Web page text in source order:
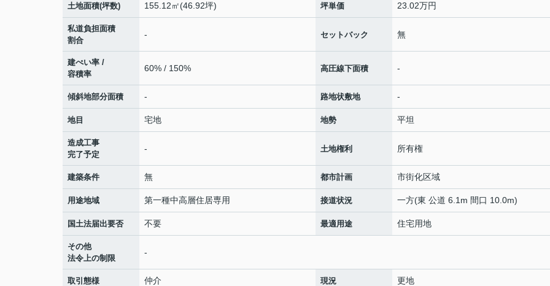
土地面積(坪数) 155.12㎡(46.92坪) 坪単価 23.02万円
私道負担面積
割合
- セットバック 無
建ぺい率 /
容積率
60% / 150% 高圧線下面積 -
傾斜地部分面積 - 路地状敷地 -
地目 宅地 地勢 平坦
造成工事
完了予定
- 土地権利 所有権
建築条件 無 都市計画 市街化区域
用途地域 第一種中高層住居専用 接道状況 一方(東 公道 6.1m 間口 10.0m)
国土法届出要否 不要 最適用途 住宅用地
その他
法令上の制限
-
取引態様 仲介 現況 更地